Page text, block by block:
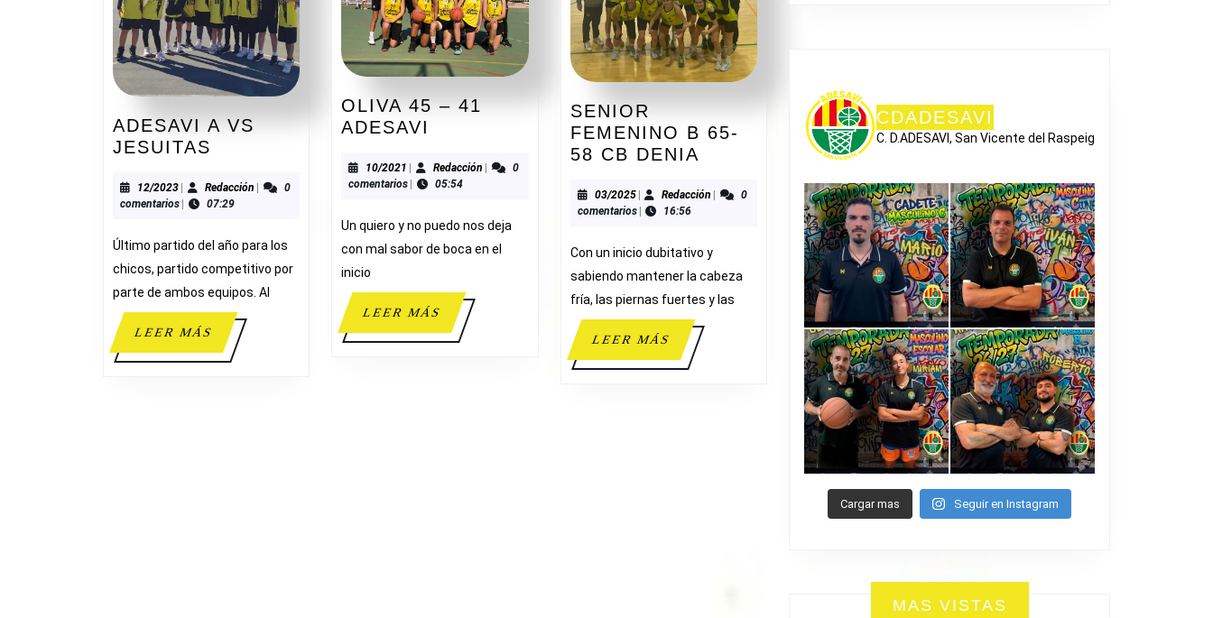
ADESAVI A VS
JESUITAS
VS
JESUITAS
12/202312/2023
| RedacciónRedacción
|
0
comentarios | 07:29
Último partido del año para los
chicos, partido competitivo por
parte de ambos equipos. Al
LEER MÁSLEER
MÁS
OLIVA 45 – 41
ADESAVI
–
41
10/2021 10/2021
| Redacción Redacción
|
0
comentarios | 05:54
Un quiero y no puedo nos deja
con mal sabor de boca en el
inicio
LEER MÁSLEER
MÁS
SENIOR
FEMENINO B 65-
58 CB DENIA
B
CB
DENIA
03/202503/2025
| Redacción Redacción
|
0
comentarios | 16:56
Con un inicio dubitativo y
sabiendo mantener la cabeza
fría, las piernas fuertes y las
LEER MÁSLEER
MÁS
CDADESAVI
C. D.ADESAVI, San Vicente del Raspeig
Cargar mas Seguir en Instagram
MAS VISTAS